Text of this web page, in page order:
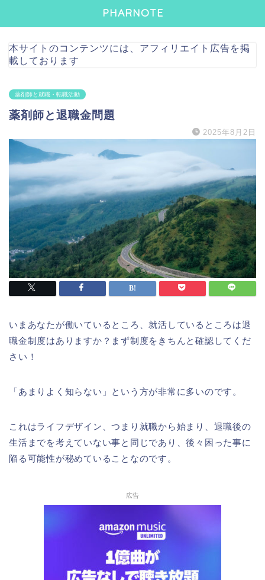
PHARNOTE
本サイトのコンテンツには、アフィリエイト広告を掲
載しております
薬剤師と就職・転職活動
薬剤師と退職金問題
2025年8月2日
いまあなたが働いているところ、就活しているところは退
職金制度はありますか？まず制度をきちんと確認してくだ
さい！
「あまりよく知らない」という方が非常に多いのです。
これはライフデザイン、つまり就職から始まり、退職後の
生活までを考えていない事と同じであり、後々困った事に
陥る可能性が秘めていることなのです。
広告